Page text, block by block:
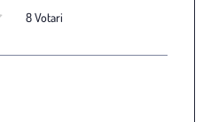
count:
8